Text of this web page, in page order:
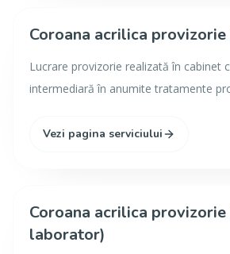
Coroana acrilica
Lucrare provizorie realizată în cabinet
intermediară în anumite tratamente
Vezi pagina serviciului
Coroana acrilica provizorie
laborator)